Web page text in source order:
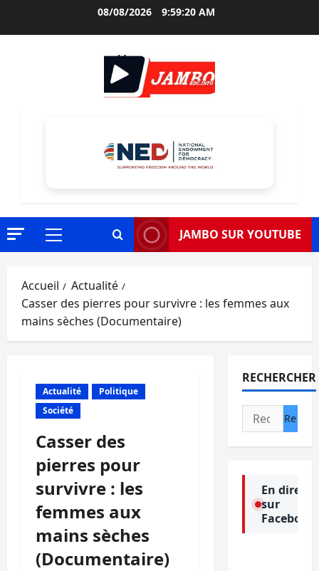
08/08/2026 9:59:21 AM
Menu
JAMBO SUR YOUTUBE
Accueil
Actualité
Casser des pierres pour survivre : les femmes aux
mains sèches (Documentaire)
Actualité
Politique
Société
Casser des
pierres pour
survivre : les
femmes aux
mains sèches
(Documentaire)
RECHERCHER
Rechercher :
En direct
sur
Facebook